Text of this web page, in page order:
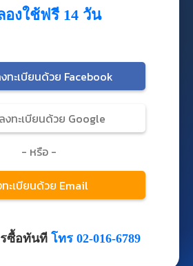
งใช้ฟรี 14 วัน
ซื้อทันที โทร 02-016-6789